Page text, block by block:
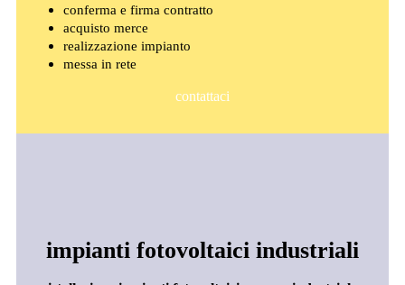
conferma e firma contratto
acquisto merce
realizzazione impianto
messa in rete
contattaci
impianti fotovoltaici industriali